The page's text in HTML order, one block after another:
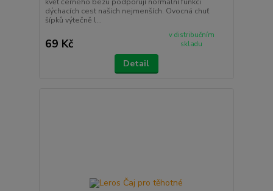
dýchacích cest našich nejmenších. Ovocná chuť
šípků výtečně l...
69 Kč
v distribučním
skladu
Detail